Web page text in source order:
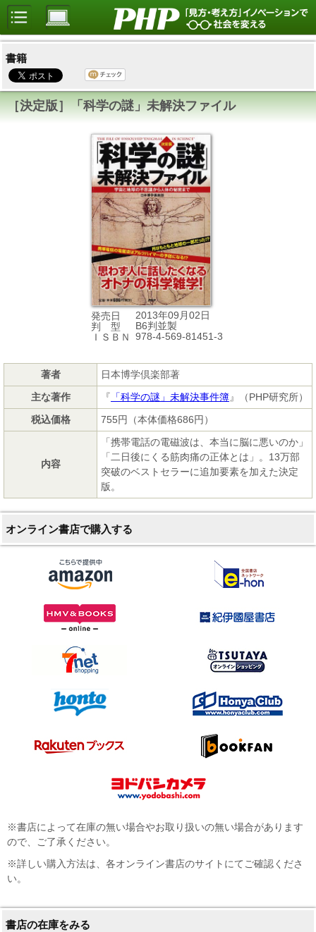
書籍
［決定版］「科学の謎」未解決ファイル
発売日
2013年09月02日
判 型
B6判並製
ＩＳＢＮ
978-4-569-81451-3
著者
日本博学倶楽部著
主な著作
『 「科学の謎」未解決事件簿』（PHP研究所）
税込価格
755円（本体価格686円）
内容
「携帯電話の電磁波は、本当に脳に悪いのか」
「二日後にくる筋肉痛の正体とは」。13万部
突破のベストセラーに追加要素を加えた決定
版。
オンライン書店で購入する
※書店によって在庫の無い場合やお取り扱いの無い場合があります
ので、ご了承ください。
※詳しい購入方法は、各オンライン書店のサイトにてご確認くださ
い。
書店の在庫をみる